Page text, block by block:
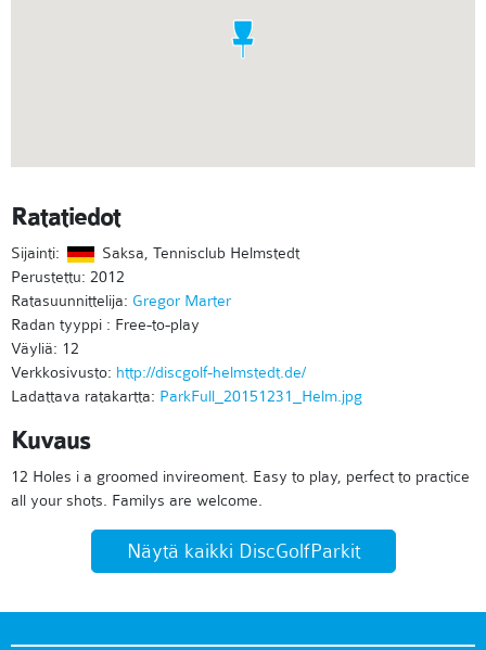
Ratatiedot
Sijainti:
Saksa, Tennisclub Helmstedt
Perustettu: 2012
Ratasuunnittelija: Gregor Marter
Radan tyyppi : Free-to-play
Väyliä: 12
Verkkosivusto: http://discgolf-helmstedt.de/
Ladattava ratakartta: ParkFull_20151231_Helm.jpg
Kuvaus
12 Holes i a groomed invireoment. Easy to play, perfect to practice
all your shots. Familys are welcome.
Näytä kaikki DiscGolfParkit